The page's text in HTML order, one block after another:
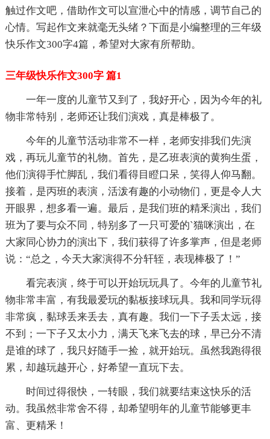
触过作文吧，借助作文可以宣泄心中的情感，调节自己的
心情。写起作文来就毫无头绪？下面是小编整理的三年级
快乐作文300字4篇，希望对大家有所帮助。
三年级快乐作文300字 篇1
一年一度的儿童节又到了，我好开心，因为今年的礼
物非常特别，老师还让我们演戏，真是棒极了。
今年的儿童节活动非常不一样，老师安排我们先演
戏，再玩儿童节的礼物。首先，是乙班表演的黄狗生蛋，
他们演得手忙脚乱，我们看得目瞪口呆，笑得人仰马翻。
接着，是丙班的表演，活泼有趣的小动物们，更是令人大
开眼界，想多看一遍。最后，是我们班的精釆演出，我们
班为了要与众不同，特别多了一只可爱的`猫咪演出，在
大家同心协力的演出下，我们获得了许多掌声，但是老师
说：“总之，今天大家演得不分轩轾，表现棒极了！”
看完表演，终于可以开始玩玩具了。今年的儿童节礼
物非常丰富，有我最爱玩的黏板接球玩具。我和同学玩得
非常疯，黏球丢来丢去，真有趣。我们一下子丢太远，接
不到；一下子又太小力，满天飞来飞去的球，早已分不清
是谁的球了，我只好随手一捡，就开始玩。虽然我跑得很
累，却越玩越开心，好希望一直玩下去。
时间过得很快，一转眼，我们就要结束这快乐的活
动。我虽然非常舍不得，却希望明年的儿童节能够更丰
富、更精釆！